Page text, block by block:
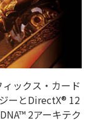
ックス・カード
ーとDirectX® 12
2アーキテク